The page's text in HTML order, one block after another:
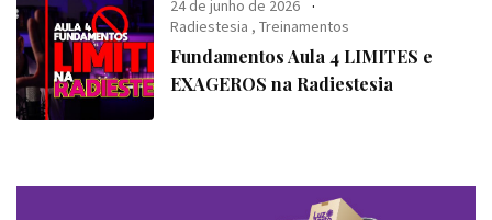
24 de junho de 2026
Radiestesia ,Treinamentos
Fundamentos Aula 4 LIMITES e
EXAGEROS na Radiestesia